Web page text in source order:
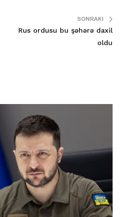
SONRAKI
Rus ordusu bu şəhərə daxil
oldu